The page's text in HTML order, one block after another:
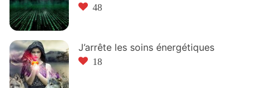
48
J’arrête les soins énergétiques
18